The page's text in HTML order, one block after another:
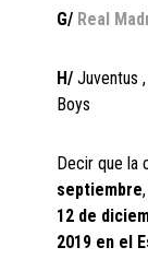
G/ Real
H/Juventus
Boys
Decir que la
septiembre
12 de
2019 en el